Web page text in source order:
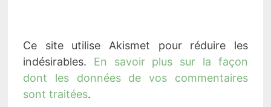
Ce site utilise Akismet pour réduire les
indésirables. En savoir plus sur la façon
dont les données de vos commentaires
sont traitées.